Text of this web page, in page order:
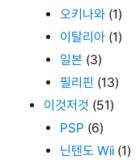
오키나와 (1)
이탈리아 (1)
일본 (3)
필리핀 (13)
이것저것 (51)
PSP (6)
닌텐도 Wii (1)